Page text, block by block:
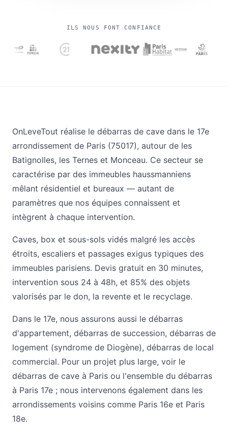
ILS NOUS FONT CONFIANCE
OnLeveTout réalise le débarras de cave dans le 17e
arrondissement de Paris (75017), autour de les
Batignolles, les Ternes et Monceau. Ce secteur se
caractérise par des immeubles haussmanniens
mêlant résidentiel et bureaux — autant de
paramètres que nos équipes connaissent et
intègrent à chaque intervention.
Caves, box et sous-sols vidés malgré les accès
étroits, escaliers et passages exigus typiques des
immeubles parisiens. Devis gratuit en 30 minutes,
intervention sous 24 à 48h, et 85% des objets
valorisés par le don, la revente et le recyclage.
Dans le 17e, nous assurons aussi le débarras
d'appartement, débarras de succession, débarras de
logement (syndrome de Diogène), débarras de local
commercial. Pour un projet plus large, voir le
débarras de cave à Paris ou l'ensemble du débarras
à Paris 17e ; nous intervenons également dans les
arrondissements voisins comme Paris 16e et Paris
18e.